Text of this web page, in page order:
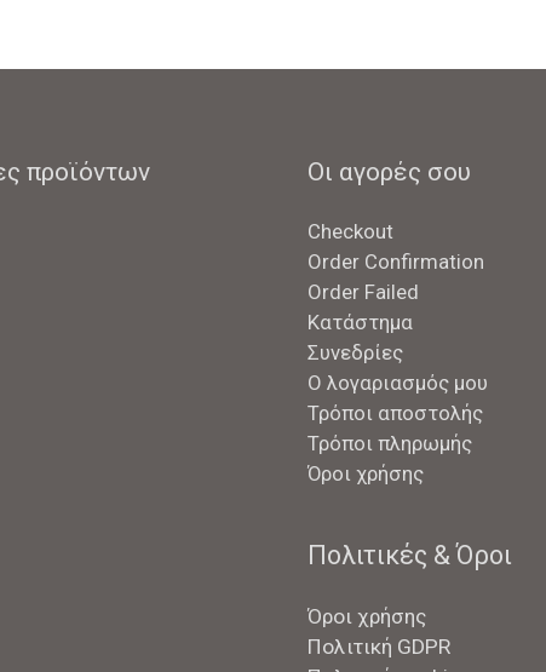
προϊόντων Οι αγορές σου
Checkout
Order Confirmation
Order Failed
Κατάστημα
Συνεδρίες
Ο λογαριασμός μου
Τρόποι αποστολής
Τρόποι πληρωμής
Όροι χρήσης
Πολιτικές & Όροι
Όροι χρήσης
Πολιτική GDPR